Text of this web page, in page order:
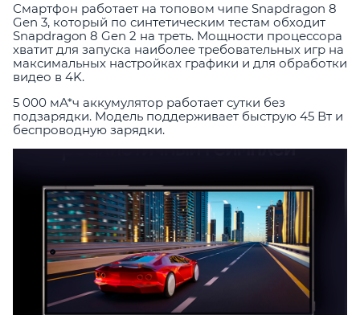
Смартфон работает на топовом чипе Snapdragon 8
Gen 3, который по синтетическим тестам обходит
Snapdragon 8 Gen 2 на треть. Мощности процессора
хватит для запуска наиболее требовательных игр на
максимальных настройках графики и для обработки
видео в 4K.
5 000 мА*ч аккумулятор работает сутки без
подзарядки. Модель поддерживает быструю 45 Вт и
беспроводную зарядки.